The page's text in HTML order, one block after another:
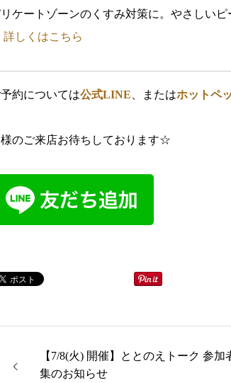
ケートゾーンのくすみ対策に。やさしいピ
詳しくはこちら
約については公式LINE 、またはホットペ
のご来店お待ちしております☆
【7/8(火) 開催】ととのえトーク 参加
集のお知らせ